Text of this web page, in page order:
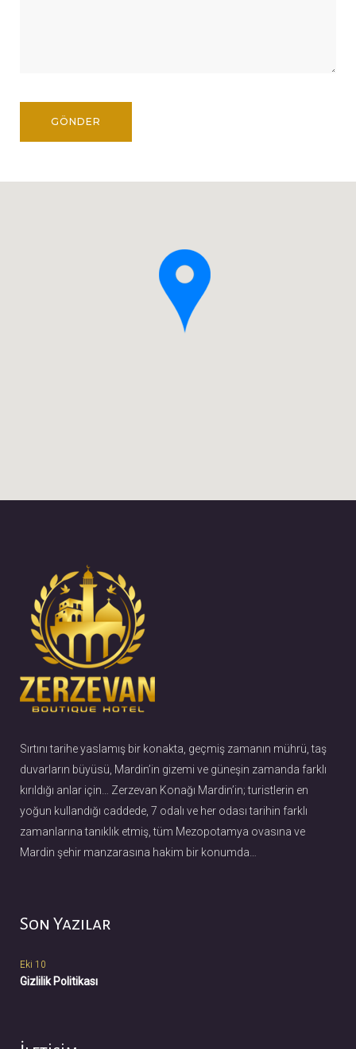
GÖNDER
Sırtını tarihe yaslamış bir konakta, geçmiş zamanın mührü, taş
duvarların büyüsü, Mardin’in gizemi ve güneşin zamanda farklı
kırıldığı anlar için… Zerzevan Konağı Mardin’in; turistlerin en
yoğun kullandığı caddede, 7 odalı ve her odası tarihin farklı
zamanlarına tanıklık etmiş, tüm Mezopotamya ovasına ve
Mardin şehir manzarasına hakim bir konumda…
Son Yazılar
Gizlilik Politikası
Eki 10